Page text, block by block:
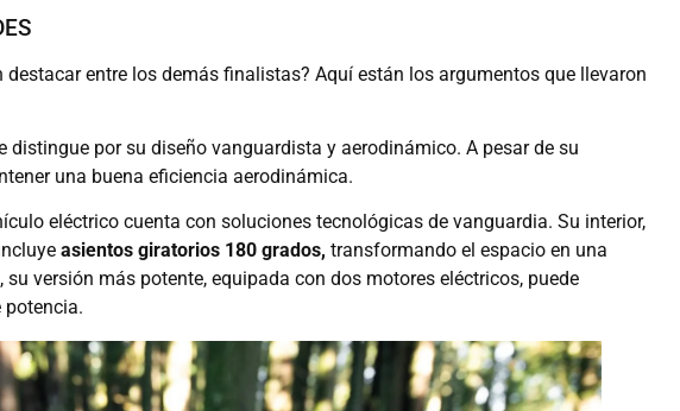
destacar entre los demás finalistas? Aquí están los argumentos que llevaron
distingue por su diseño vanguardista y aerodinámico. A pesar de su
una buena eficiencia aerodinámica.
eléctrico cuenta con soluciones tecnológicas de vanguardia. Su interior,
asientos giratorios 180 grados, transformando el espacio en una
versión más potente, equipada con dos motores eléctricos, puede
potencia.